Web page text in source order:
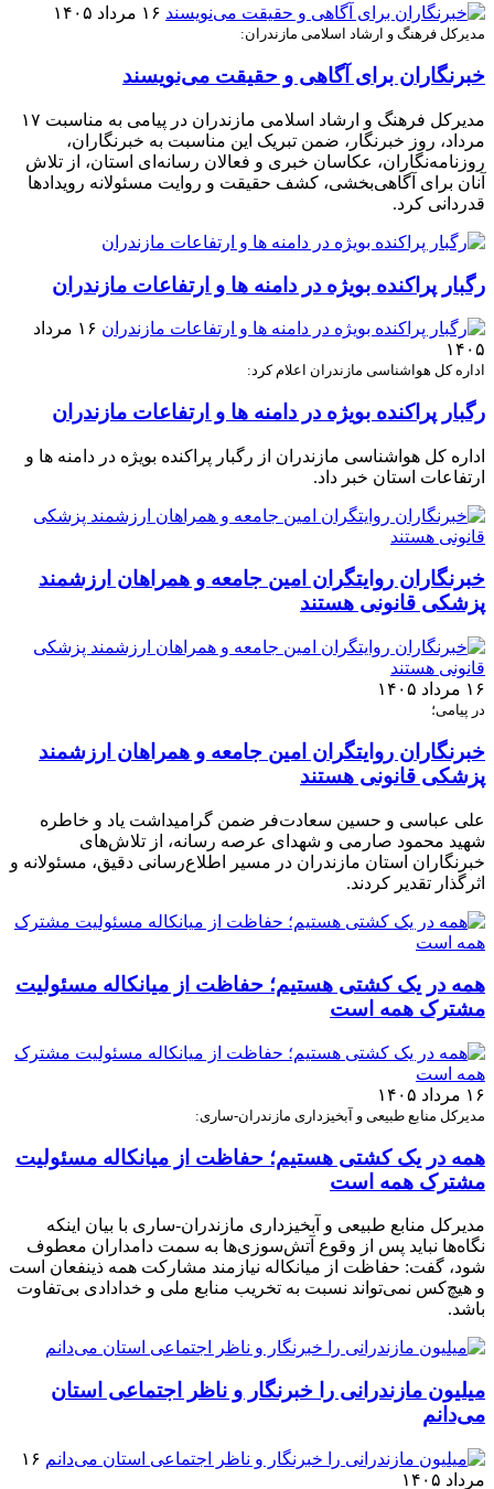
۱۶ مرداد ۱۴۰۵
مدیرکل فرهنگ و ارشاد اسلامی مازندران:
خبرنگاران برای آگاهی و حقیقت می‌نویسند
مدیرکل فرهنگ و ارشاد اسلامی مازندران در پیامی به مناسبت ۱۷
مرداد، روز خبرنگار، ضمن تبریک این مناسبت به خبرنگاران،
روزنامه‌نگاران، عکاسان خبری و فعالان رسانه‌ای استان، از تلاش
آنان برای آگاهی‌بخشی، کشف حقیقت و روایت مسئولانه رویدادها
قدردانی کرد.
رگبار پراکنده بویژه در دامنه ها و ارتفاعات مازندران
۱۶ مرداد
۱۴۰۵
اداره کل هواشناسی مازندران اعلام کرد:
رگبار پراکنده بویژه در دامنه ها و ارتفاعات مازندران
اداره کل هواشناسی مازندران از رگبار پراکنده بویژه در دامنه ها و
ارتفاعات استان خبر داد.
خبرنگاران روایتگران امین جامعه و همراهان ارزشمند
پزشکی قانونی هستند
۱۶ مرداد ۱۴۰۵
در پیامی؛
خبرنگاران روایتگران امین جامعه و همراهان ارزشمند
پزشکی قانونی هستند
علی عباسی و حسین سعادت‌فر ضمن گرامیداشت یاد و خاطره
شهید محمود صارمی و شهدای عرصه رسانه، از تلاش‌های
خبرنگاران استان مازندران در مسیر اطلاع‌رسانی دقیق، مسئولانه و
اثرگذار تقدیر کردند.
همه در یک کشتی هستیم؛ حفاظت از میانکاله مسئولیت
مشترک همه است
۱۶ مرداد ۱۴۰۵
مدیرکل منابع طبیعی و آبخیزداری مازندران-ساری:
همه در یک کشتی هستیم؛ حفاظت از میانکاله مسئولیت
مشترک همه است
مدیرکل منابع طبیعی و آبخیزداری مازندران-ساری با بیان اینکه
نگاه‌ها نباید پس از وقوع آتش‌سوزی‌ها به سمت دامداران معطوف
شود، گفت: حفاظت از میانکاله نیازمند مشارکت همه ذینفعان است
و هیچ‌کس نمی‌تواند نسبت به تخریب منابع ملی و خدادادی بی‌تفاوت
باشد.
میلیون مازندرانی را خبرنگار و ناظر اجتماعی استان
می‌دانم
۱۶
مرداد ۱۴۰۵